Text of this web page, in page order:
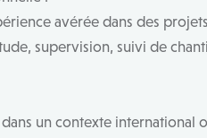
avérée dans des
supervision, suivi de
dans un contexte international